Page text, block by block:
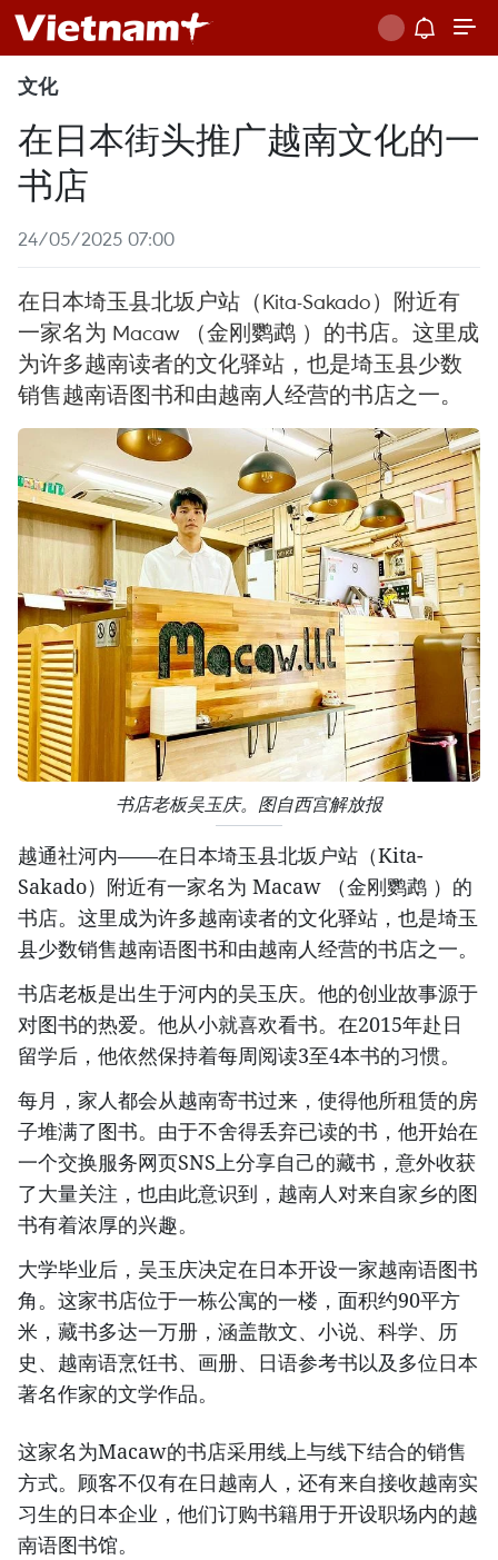
文化
在日本街头推广越南文化的一
书店
24/05/2025 07:00
在日本埼玉县北坂户站（Kita-Sakado）附近有
一家名为 Macaw （金刚鹦鹉 ）的书店。这里成
为许多越南读者的文化驿站，也是埼玉县少数
销售越南语图书和由越南人经营的书店之一。
书店老板吴玉庆。图自西宫解放报
越通社河内——在日本埼玉县北坂户站（Kita-
Sakado）附近有一家名为 Macaw （金刚鹦鹉 ）的
书店。这里成为许多越南读者的文化驿站，也是埼玉
县少数销售越南语图书和由越南人经营的书店之一。
书店老板是出生于河内的吴玉庆。他的创业故事源于
对图书的热爱。他从小就喜欢看书。在2015年赴日
留学后，他依然保持着每周阅读3至4本书的习惯。
每月，家人都会从越南寄书过来，使得他所租赁的房
子堆满了图书。由于不舍得丢弃已读的书，他开始在
一个交换服务网页SNS上分享自己的藏书，意外收获
了大量关注，也由此意识到，越南人对来自家乡的图
书有着浓厚的兴趣。
大学毕业后，吴玉庆决定在日本开设一家越南语图书
角。这家书店位于一栋公寓的一楼，面积约90平方
米，藏书多达一万册，涵盖散文、小说、科学、历
史、越南语烹饪书、画册、日语参考书以及多位日本
著名作家的文学作品。
这家名为Macaw的书店采用线上与线下结合的销售
方式。顾客不仅有在日越南人，还有来自接收越南实
习生的日本企业，他们订购书籍用于开设职场内的越
南语图书馆。